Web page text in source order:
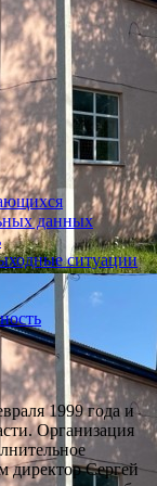
данных
ситуации
1999 года и
Организация
директор Сергей